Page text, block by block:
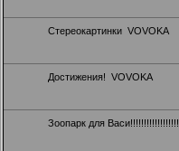
Стереокартинки VOVOKA
Достижения! VOVOKA
Зоопарк для Васи!!!!!!!!!!!!!!!!!!